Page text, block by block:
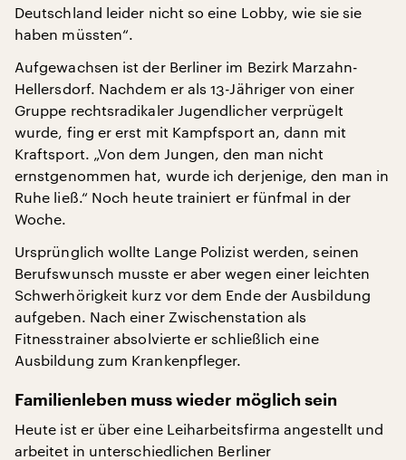
Deutschland leider nicht so eine Lobby, wie sie sie
haben müssten“.
Aufgewachsen ist der Berliner im Bezirk Marzahn-
Hellersdorf. Nachdem er als 13-Jähriger von einer
Gruppe rechtsradikaler Jugendlicher verprügelt
wurde, fing er erst mit Kampfsport an, dann mit
Kraftsport. „Von dem Jungen, den man nicht
ernstgenommen hat, wurde ich derjenige, den man in
Ruhe ließ.“ Noch heute trainiert er fünfmal in der
Woche.
Ursprünglich wollte Lange Polizist werden, seinen
Berufswunsch musste er aber wegen einer leichten
Schwerhörigkeit kurz vor dem Ende der Ausbildung
aufgeben. Nach einer Zwischenstation als
Fitnesstrainer absolvierte er schließlich eine
Ausbildung zum Krankenpfleger.
Familienleben muss wieder möglich sein
Heute ist er über eine Leiharbeitsfirma angestellt und
arbeitet in unterschiedlichen Berliner